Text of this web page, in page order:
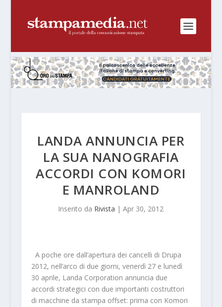
LANDA ANNUNCIA PER
LA SUA NANOGRAFIA
ACCORDI CON KOMORI
E MANROLAND
Inserito da Rivista |Apr 30, 2012
A poche ore dall’apertura dei cancelli di Drupa
2012, nell’arco di due giorni, venerdì 27 e lunedì
30 aprile, Landa Corporation annuncia due
accordi strategici con due importanti costruttori
di macchine da stampa offset: prima con Komori